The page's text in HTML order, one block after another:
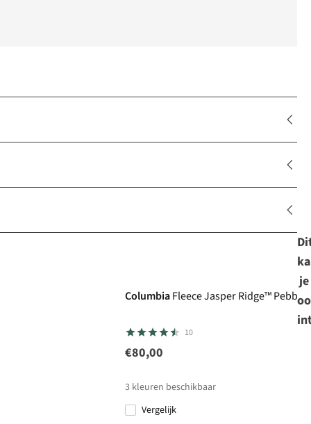
ColumbiaFleece Jasper Ridge™
10
€80,00
3 kleuren beschikbaar
Vergelijk
je